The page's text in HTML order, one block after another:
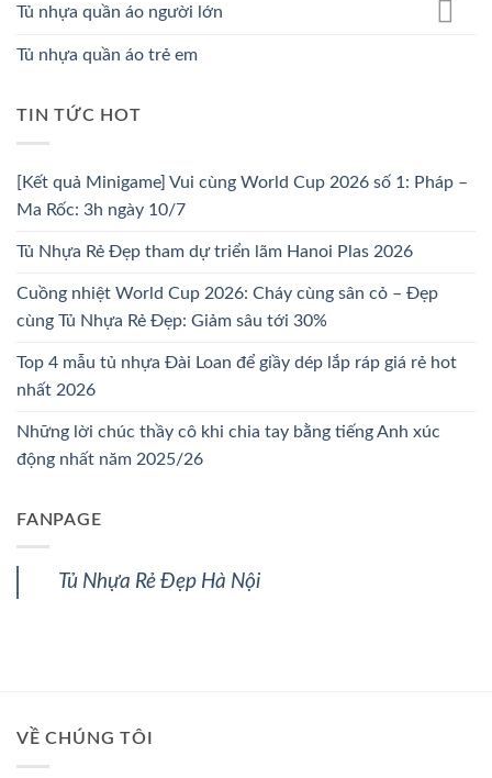
Tủ nhựa quần áo người lớn
Tủ nhựa quần áo trẻ em
TIN TỨC HOT
[Kết quả Minigame] Vui cùng World Cup 2026 số 1: Pháp –
Ma Rốc: 3h ngày 10/7
Tủ Nhựa Rẻ Đẹp tham dự triển lãm Hanoi Plas 2026
Cuồng nhiệt World Cup 2026: Cháy cùng sân cỏ – Đẹp
cùng Tủ Nhựa Rẻ Đẹp: Giảm sâu tới 30%
Top 4 mẫu tủ nhựa Đài Loan để giầy dép lắp ráp giá rẻ hot
nhất 2026
Những lời chúc thầy cô khi chia tay bằng tiếng Anh xúc
động nhất năm 2025/26
FANPAGE
Tủ Nhựa Rẻ Đẹp Hà Nội
VỀ CHÚNG TÔI